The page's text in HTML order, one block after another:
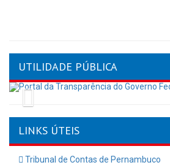
UTILIDADE PÚBLICA
Previous
LINKS ÚTEIS
Tribunal de Contas de Pernambuco